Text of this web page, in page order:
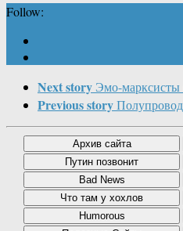
Follow:
Next story Эмо-марксисты
Previous story